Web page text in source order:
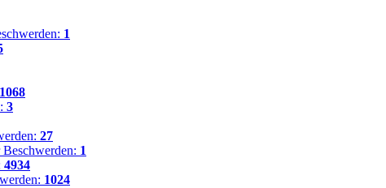
1
1068
3
27
1
4934
1024